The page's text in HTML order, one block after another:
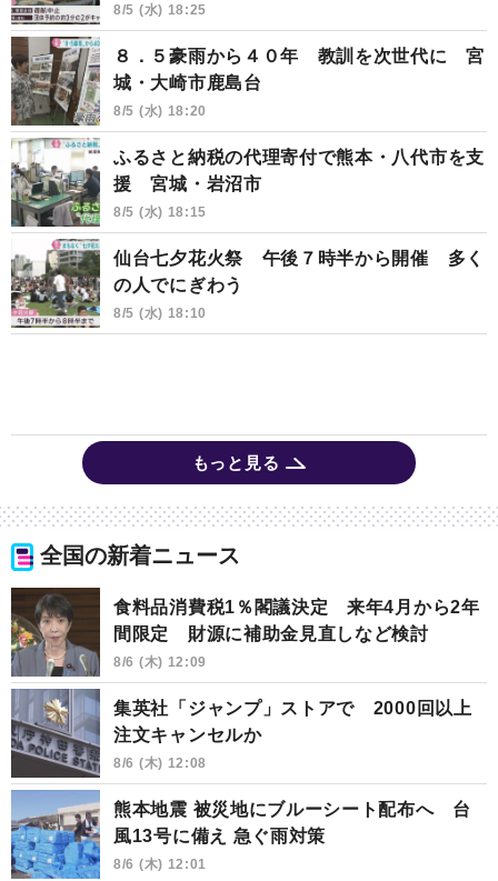
8/5 (水) 18:25
８．５豪雨から４０年 教訓を次世代に 宮
城・大崎市鹿島台
8/5 (水) 18:20
ふるさと納税の代理寄付で熊本・八代市を支
援 宮城・岩沼市
8/5 (水) 18:15
仙台七夕花火祭 午後７時半から開催 多く
の人でにぎわう
8/5 (水) 18:10
もっと見る
全国の新着ニュース
食料品消費税1％閣議決定 来年4月から2年
間限定 財源に補助金見直しなど検討
8/6 (木) 12:09
集英社「ジャンプ」ストアで 2000回以上
注文キャンセルか
8/6 (木) 12:08
熊本地震 被災地にブルーシート配布へ 台
風13号に備え 急ぐ雨対策
8/6 (木) 12:01